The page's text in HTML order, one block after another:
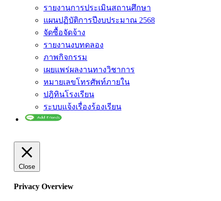
รายงานการประเมินสถานศึกษา
แผนปฏิบัติการปีงบประมาณ 2568
จัดซื้อจัดจ้าง
รายงานงบทดลอง
ภาพกิจกรรม
เผยแพร่ผลงานทางวิชาการ
หมายเลขโทรศัพท์ภายใน
ปฎิทินโรงเรียน
ระบบแจ้งเรื่องร้องเรียน
Close
Privacy Overview